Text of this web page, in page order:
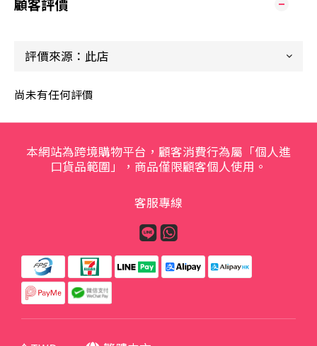
顧客評價
尚未有任何評價
本網站為跨境購物平台，顧客消費行為屬「個人進
口貨品範圍」，商品僅限顧客個人使用。
客服專線